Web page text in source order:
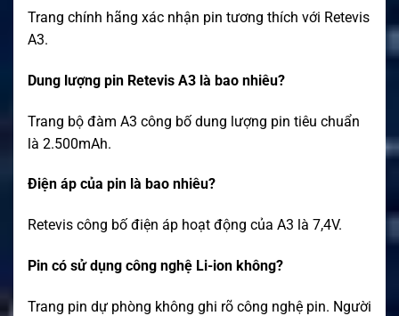
Trang chính hãng xác nhận pin tương thích với Retevis
A3.
Dung lượng pin Retevis A3 là bao nhiêu?
Trang bộ đàm A3 công bố dung lượng pin tiêu chuẩn
là 2.500mAh.
Điện áp của pin là bao nhiêu?
Retevis công bố điện áp hoạt động của A3 là 7,4V.
Pin có sử dụng công nghệ Li-ion không?
Trang pin dự phòng không ghi rõ công nghệ pin. Người